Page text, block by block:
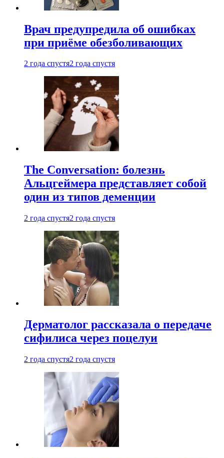
Врач предупредила об ошибках
при приëме обезболивающих
2 года спустя2 года спустя
The Conversation: болезнь
Альцгеймера представляет собой
один из типов деменции
2 года спустя2 года спустя
Дерматолог рассказала о передаче
сифилиса через поцелуи
2 года спустя2 года спустя